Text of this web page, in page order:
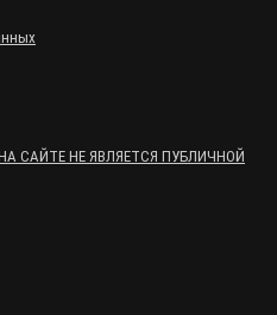
САЙТЕ НЕ ЯВЛЯЕТСЯ ПУБЛИЧНОЙ